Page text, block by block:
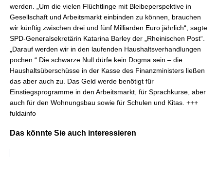
werden. „Um die vielen Flüchtlinge mit Bleibeperspektive in
Gesellschaft und Arbeitsmarkt einbinden zu können, brauchen
wir künftig zwischen drei und fünf Milliarden Euro jährlich“, sagte
SPD-Generalsekretärin Katarina Barley der „Rheinischen Post“.
„Darauf werden wir in den laufenden Haushaltsverhandlungen
pochen.“ Die schwarze Null dürfe kein Dogma sein – die
Haushaltsüberschüsse in der Kasse des Finanzministers ließen
das aber auch zu. Das Geld werde benötigt für
Einstiegsprogramme in den Arbeitsmarkt, für Sprachkurse, aber
auch für den Wohnungsbau sowie für Schulen und Kitas. +++
fuldainfo
Das könnte Sie auch interessieren